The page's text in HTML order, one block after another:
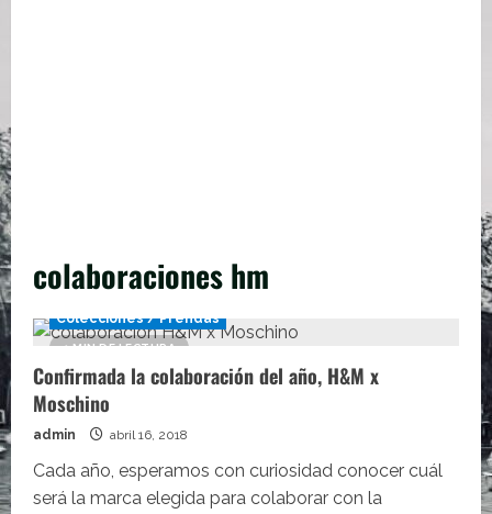
colaboraciones hm
1 MIN DE LECTURA
Colecciones / Prendas
Confirmada la colaboración del año, H&M x
Moschino
admin abril 16, 2018
Cada año, esperamos con curiosidad conocer cuál
será la marca elegida para colaborar con la